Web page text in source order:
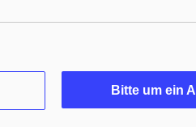
Bitte um ein